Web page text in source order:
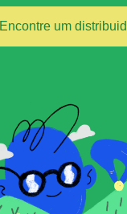
Encontre um